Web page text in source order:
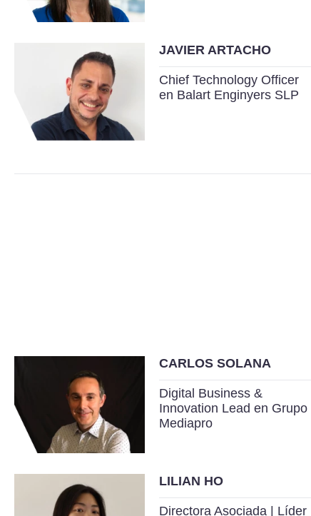
JAVIER ARTACHO
Chief Technology Officer
en Balart Enginyers SLP
CARLOS SOLANA
Digital Business &
Innovation Lead en Grupo
Mediapro
LILIAN HO
Directora Asociada | Líder